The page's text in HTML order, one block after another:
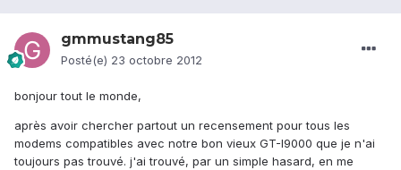
gmmustang85
Posté(e) 23 octobre 2012
bonjour tout le monde,
après avoir chercher partout un recensement pour tous les
modems compatibles avec notre bon vieux GT-I9000 que je n'ai
toujours pas trouvé. j'ai trouvé, par un simple hasard, en me